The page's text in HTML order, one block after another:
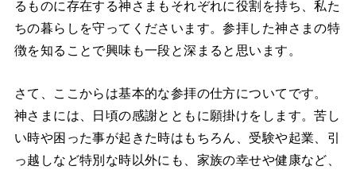
るものに存在する神さまもそれぞれに役割を持ち、私た
ちの暮らしを守ってくださいます。参拝した神さまの特
徴を知ることで興味も一段と深まると思います。
さて、ここからは基本的な参拝の仕方についてです。
神さまには、日頃の感謝とともに願掛けをします。苦し
い時や困った事が起きた時はもちろん、受験や起業、引
っ越しなど特別な時以外にも、家族の幸せや健康など、